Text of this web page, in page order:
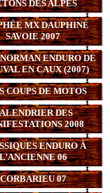
DES ALPES
MX DAUPHINÉ
SAVOIE 2007
ENDURO DE
EN CAUX (2007)
COUPS DE MOTOS
DES
2008
ENDURO À
06
CORBARIEU 07